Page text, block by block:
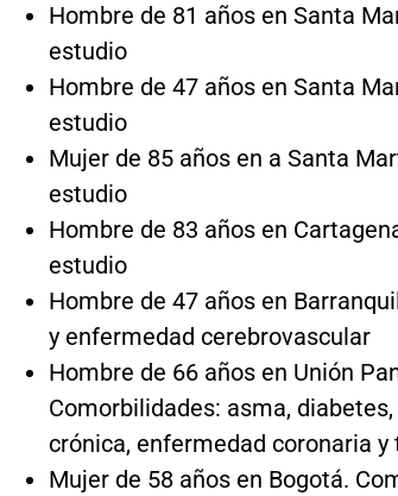
Hombre de 81 años en Santa
estudio
Hombre de 47 años en Santa
estudio
Mujer de 85 años en a Santa
estudio
Hombre de 83 años en
estudio
Hombre de 47 años en
y enfermedad cerebrovascular
Hombre de 66 años en Unión
Comorbilidades: asma,
crónica, enfermedad coronaria
Mujer de 58 años en Bogotá.